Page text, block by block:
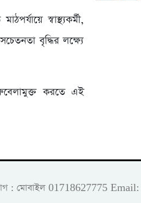
স্বাস্থ্যকর্মী,
বৃদ্ধির লক্ষ্যে
করতে এই
: মোবাইল 01718627775 Email: